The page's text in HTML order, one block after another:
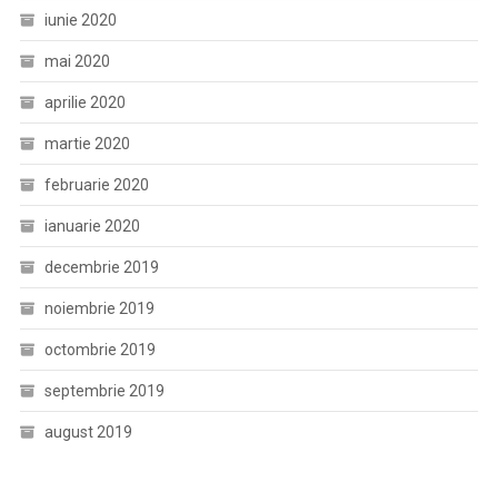
iunie 2020
mai 2020
aprilie 2020
martie 2020
februarie 2020
ianuarie 2020
decembrie 2019
noiembrie 2019
octombrie 2019
septembrie 2019
august 2019